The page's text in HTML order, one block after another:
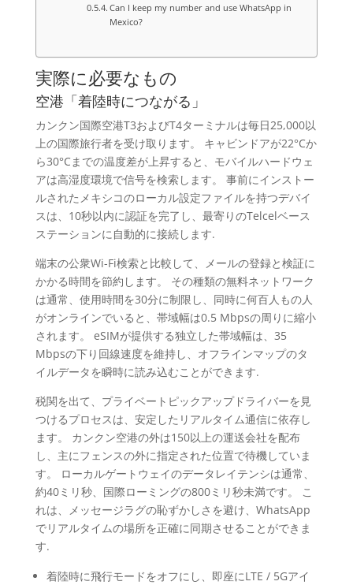
Can I keep my number and use WhatsApp in
Mexico?
実際に必要なもの
空港「着陸時につながる」
カンクン国際空港T3およびT4ターミナルは毎日25,000以
上の国際旅行者を受け取ります。 キャビンドアが22°Cか
ら30°Cまでの温度差が上昇すると、モバイルハードウェ
アは高湿度環境で信号を検索します。 事前にインストー
ルされたメキシコのローカル設定ファイルを持つデバイ
スは、10秒以内に認証を完了し、最寄りのTelcelベース
ステーションに自動的に接続します.
端末の公衆Wi-Fi検索と比較して、メールの登録と検証に
かかる時間を節約します。 その種類の無料ネットワーク
は通常、使用時間を30分に制限し、同時に何百人もの人
がオンラインでいると、帯域幅は0.5 Mbpsの周りに縮小
されます。 eSIMが提供する独立した帯域幅は、35
Mbpsの下り回線速度を維持し、オフラインマップのタ
イルデータを瞬時に読み込むことができます.
税関を出て、プライベートピックアップドライバーを見
つけるプロセスは、安定したリアルタイム通信に依存し
ます。 カンクン空港の外は150以上の運送会社を配布
し、主にフェンスの外に指定された位置で待機していま
す。 ローカルゲートウェイのデータレイテンシは通常、
約40ミリ秒、国際ローミングの800ミリ秒未満です。 こ
れは、メッセージラグの恥ずかしさを避け、WhatsApp
でリアルタイムの場所を正確に同期させることができま
す.
着陸時に飛行モードをオフにし、即座にLTE / 5Gアイ